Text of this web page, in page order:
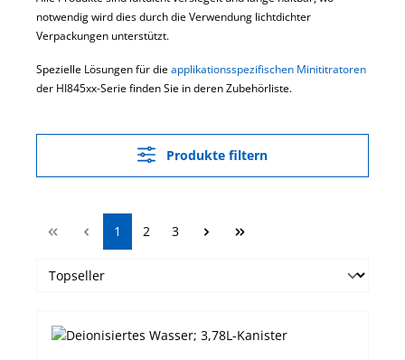
notwendig wird dies durch die Verwendung lichtdichter
Verpackungen unterstützt.
Spezielle Lösungen für dieapplikationsspezifischen Minititratoren
der HI845xx-Serie finden Sie in deren Zubehörliste.
Produkte filtern
Seite
1 Seite
2 Seite
3